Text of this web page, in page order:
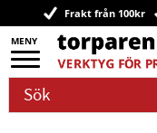
Meny
Frakt från 100kr